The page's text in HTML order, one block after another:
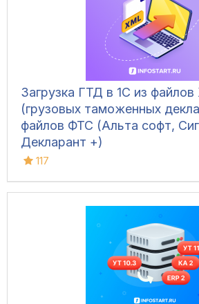
Загрузка ГТД в 1С из файлов
(грузовых таможенных
файлов ФТС (Альта софт,
Декларант +)
117